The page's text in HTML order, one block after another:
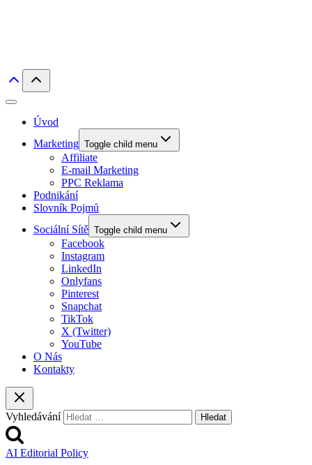
Úvod
Marketing Toggle child menu
Affiliate
E-mail Marketing
PPC Reklama
Podnikání
Slovník Pojmů
Sociální Sítě Toggle child menu
Facebook
Instagram
LinkedIn
Onlyfans
Pinterest
Snapchat
TikTok
X (Twitter)
YouTube
O Nás
Kontakty
Vyhledávání
AI Editorial Policy